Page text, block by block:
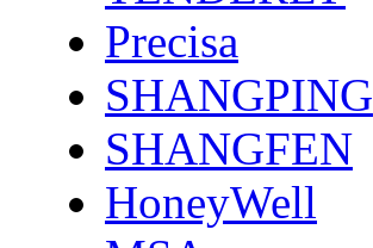
Precisa
SHANGPING
SHANGFEN
HoneyWell